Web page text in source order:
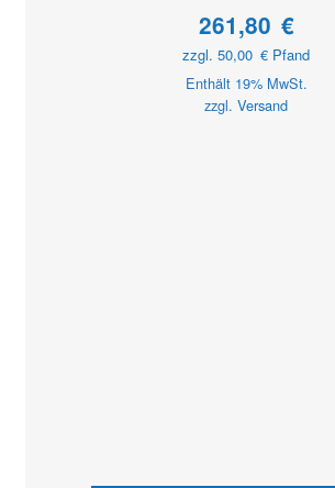
261,80 €
zzgl. 50,00 € Pfand
Enthält 19% MwSt.
zzgl. Versand